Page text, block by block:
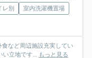
レ別
室内洗濯機置場
など周辺施設充実してい
立地です...
もっと見る